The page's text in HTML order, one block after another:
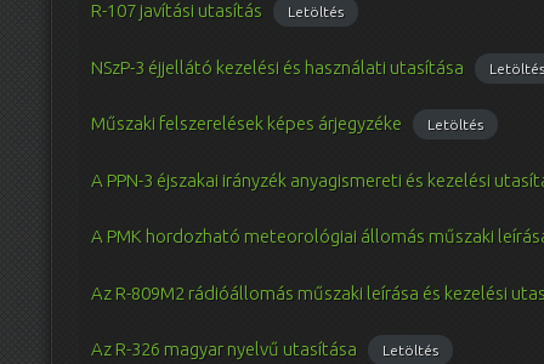
R-107 javítási utasítás Letöltés
NSzP-3 éjjellátó kezelési és használati utasítása Letöltés
Műszaki felszerelések képes árjegyzéke Letöltés
A PPN-3 éjszakai irányzék anyagismereti és kezelési
A PMK hordozható meteorológiai állomás műszaki
Az R-809M2 rádióállomás műszaki leírása és kezelési
Az R-326 magyar nyelvű utasítása Letöltés